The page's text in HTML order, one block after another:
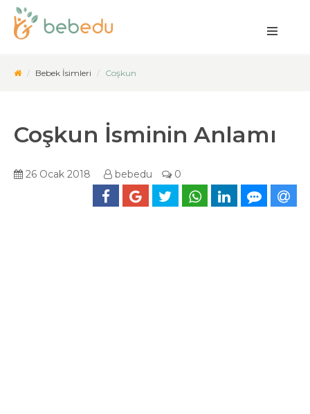
Bebek İsimleri Coşkun
Coşkun İsminin Anlamı
26 Ocak 2018 bebedu 0